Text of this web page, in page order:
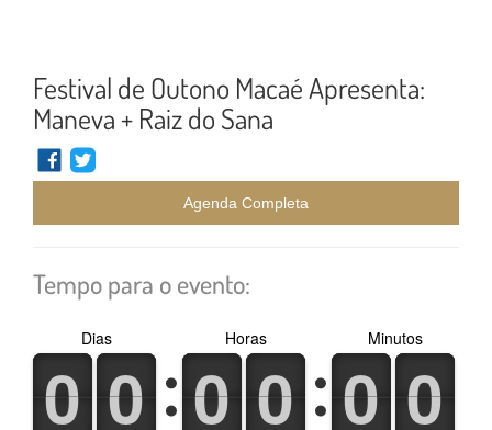
Festival de Outono Macaé Apresenta:
Maneva + Raiz do Sana
Agenda Completa
Tempo para o evento:
0
0
1
1 0
0
1
1
Dias
0
0
1
1 0
0
1
1
Horas
0
0
1
1 0
0
1
1
Minutos